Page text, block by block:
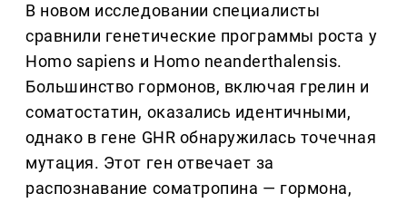
В новом исследовании специалисты
сравнили генетические программы роста у
Homo sapiens и Homo neanderthalensis.
Большинство гормонов, включая грелин и
соматостатин, оказались идентичными,
однако в гене GHR обнаружилась точечная
мутация. Этот ген отвечает за
распознавание соматропина — гормона,